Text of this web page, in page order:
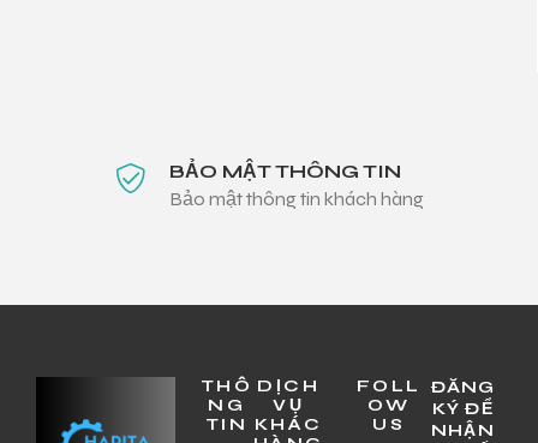
BẢO MẬT THÔNG TIN
Bảo mật thông tin khách hàng
THÔ
NG
TIN
DỊCH
VỤ
KHÁC
FOLL
OW
US
ĐĂNG
KÝ ĐỂ
NHẬN